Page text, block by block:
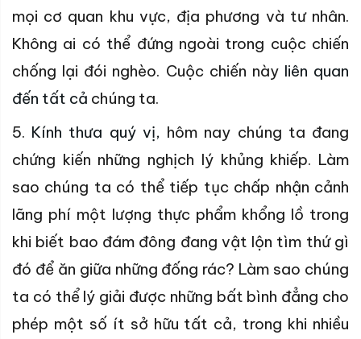
mọi cơ quan khu vực, địa phương và tư nhân.
Không ai có thể đứng ngoài trong cuộc chiến
chống lại đói nghèo. Cuộc chiến này liên quan
đến tất cả chúng ta.
5. Kính thưa quý vị, hôm nay chúng ta đang
chứng kiến những nghịch lý khủng khiếp. Làm
sao chúng ta có thể tiếp tục chấp nhận cảnh
lãng phí một lượng thực phẩm khổng lồ trong
khi biết bao đám đông đang vật lộn tìm thứ gì
đó để ăn giữa những đống rác? Làm sao chúng
ta có thể lý giải được những bất bình đẳng cho
phép một số ít sở hữu tất cả, trong khi nhiều